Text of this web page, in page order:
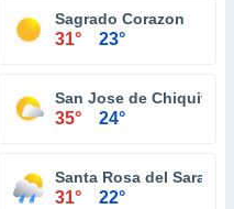
Sagrado Corazon
31° 23°
San Jose de Chiquitos
35° 24°
Santa Rosa del Sara
31° 22°